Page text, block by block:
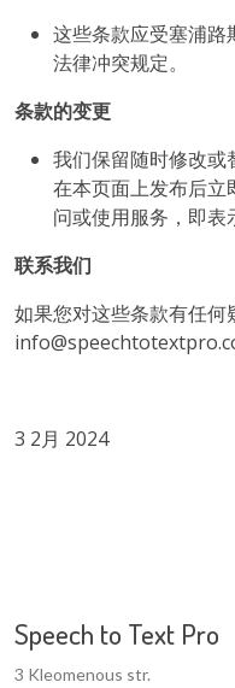
这些条款应受塞浦路
法律冲突规定。
条款的变更
我们保留随时修改或
在本页面上发布后立
问或使用服务，即表
联系我们
如果您对这些条款有任
3 2月 2024
Speech to Text Pro
3 Kleomenous str.